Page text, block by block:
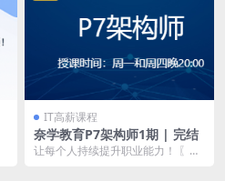
IT高薪课程
奈学教育P7架构师1期 | 完结
让每个人持续提升职业能力！ 〖资